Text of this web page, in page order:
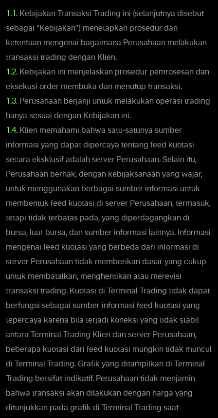
1.1. Kebijakan Transaksi Trading ini (selanjutnya disebut
sebagai “Kebijakan”) menetapkan prosedur dan
ketentuan mengenai bagaimana Perusahaan melakukan
transaksi trading dengan Klien.
1.2. Kebijakan ini menjelaskan prosedur pemrosesan dan
eksekusi order membuka dan menutup transaksi.
1.3. Perusahaan berjanji untuk melakukan operasi trading
hanya sesuai dengan Kebijakan ini.
1.4. Klien memahami bahwa satu-satunya sumber
informasi yang dapat dipercaya tentang feed kuotasi
secara eksklusif adalah server Perusahaan. Selain itu,
Perusahaan berhak, dengan kebijaksanaan yang wajar,
untuk menggunakan berbagai sumber informasi untuk
membentuk feed kuotasi di server Perusahaan, termasuk,
tetapi tidak terbatas pada, yang diperdagangkan di
bursa, luar bursa, dan sumber informasi lainnya. Informasi
mengenai feed kuotasi yang berbeda dari informasi di
server Perusahaan tidak memberikan dasar yang cukup
untuk membatalkan, menghentikan atau merevisi
transaksi trading. Kuotasi di Terminal Trading tidak dapat
berfungsi sebagai sumber informasi feed kuotasi yang
tepercaya karena bila terjadi koneksi yang tidak stabil
antara Terminal Trading Klien dan server Perusahaan,
beberapa kuotasi dari feed kuotasi mungkin tidak muncul
di Terminal Trading. Grafik yang ditampilkan di Terminal
Trading bersifat indikatif. Perusahaan tidak menjamin
bahwa transaksi akan dilakukan dengan harga yang
ditunjukkan pada grafik di Terminal Trading saat